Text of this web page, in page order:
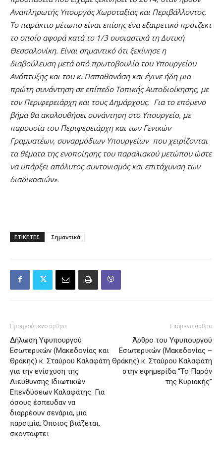
Αναπληρωτής Υπουργός Χωροταξίας και Περιβάλλοντος.
Το παράκτιο μέτωπο είναι επίσης ένα εξαιρετικό πρότζεκτ
το οποίο αφορά κατά το 1/3 ουσιαστικά τη Δυτική
Θεσσαλονίκη. Είναι σημαντικό ότι ξεκίνησε η
διαβούλευση μετά από πρωτοβουλία του Υπουργείου
Ανάπτυξης και του κ. Παπαθανάση και έγινε ήδη μια
πρώτη συνάντηση σε επίπεδο Τοπικής Αυτοδιοίκησης, με
τον Περιφερειάρχη και τους Δημάρχους. Για το επόμενο
βήμα θα ακολουθήσει συνάντηση στο Υπουργείο, με
παρουσία του Περιφερειάρχη και των Γενικών
Γραμματέων, συναρμόδιων Υπουργείων που χειρίζονται
τα θέματα της ενοποίησης του παραλιακού μετώπου ώστε
να υπάρξει απόλυτος συντονισμός και επιτάχυνση των
διαδικασιών».
ΕΤΙΚΕΤΕΣ Σημαντικά
Προηγούμενο άρθρο
Δήλωση Υφυπουργού
Εσωτερικών (Μακεδονίας και
Θράκης) κ. Σταύρου Καλαφάτη
για την ενίσχυση της
Διεύθυνσης Ιδιωτικών
Επενδύσεων Καλαφάτης: Για
όσους έσπευδαν να
διαρρέουν σενάρια, μια
παροιμία: Όποιος βιάζεται,
σκοντάφτει
Επόμενο άρθρο
Άρθρο του Υφυπουργού
Εσωτερικών (Μακεδονίας –
Θράκης) κ. Σταύρου Καλαφάτη
στην εφημερίδα “Το Παρόν
της Κυριακής”